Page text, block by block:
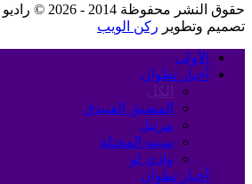
حقوق النشر محفوظة 2014 - 2026 © راديو تطوان
تصميم وتطوير ركن الويب
الأولى
أخبار تطوان
الكل
المضيق الفنيدق
مرتيل
سبته المحتلة
وادي لو
أخبار تطوان